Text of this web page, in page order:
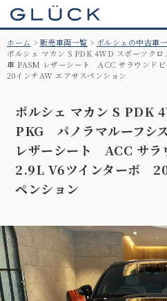
ホーム 販売車両一覧
ポルシェの中古車
ポルシェ マカン S PDK 4WD スポーツク
車 PASM レザーシート ACC サラウンド
20インチAW エアサスペンション
ポルシェ マカン S PDK
PKG パノラマルーフシ
レザーシート ACC サラ
2.9L V6ツインターボ
ペンション